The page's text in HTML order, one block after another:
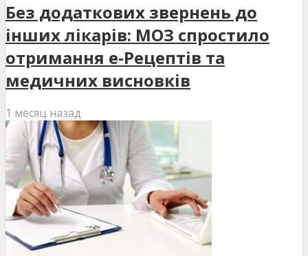
Без додаткових звернень до
інших лікарів: МОЗ спростило
отримання е-Рецептів та
медичних висновків
1 месяц назад